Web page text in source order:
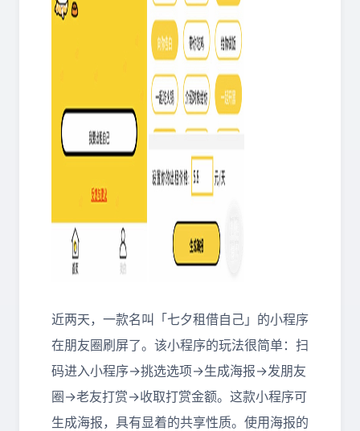
近两天，一款名叫「七夕租借自己」的小程序
在朋友圈刷屏了。该小程序的玩法很简单：扫
码进入小程序→挑选选项→生成海报→发朋友
圈→老友打赏→收取打赏金额。这款小程序可
生成海报，具有显着的共享性质。使用海报的